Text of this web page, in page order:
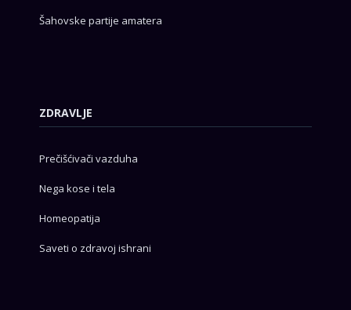
Šahovske partije amatera
ZDRAVLJE
Prečišćivači vazduha
Nega kose i tela
Homeopatija
Saveti o zdravoj ishrani